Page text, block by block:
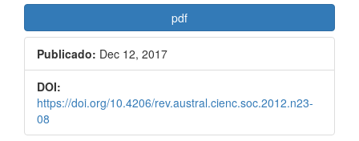
pdf
Publicado: Dec 12, 2017
DOI:
https://doi.org/10.4206/rev.austral.cienc.soc.2012.n23-
08